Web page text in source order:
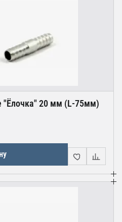
"Ёлочка" 20 мм (L-75мм)